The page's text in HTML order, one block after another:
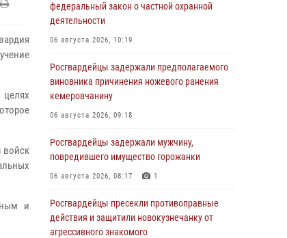
войск
и
федеральный закон о частной охранной
деятельности
06 августа 2026, 10:19
Росгвардейцы задержали предполагаемого
виновника причинения ножевого ранения
кемеровчанину
06 августа 2026, 09:18
Росгвардейцы задержали мужчину,
повредившего имущество горожанки
06 августа 2026, 08:17 1
Росгвардейцы пресекли противоправные
действия и защитили новокузнечанку от
агрессивного знакомого